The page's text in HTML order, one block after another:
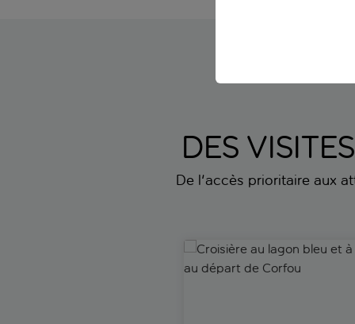
DES
De l'accès prioritaire aux
Croisière au lagon bleu et à